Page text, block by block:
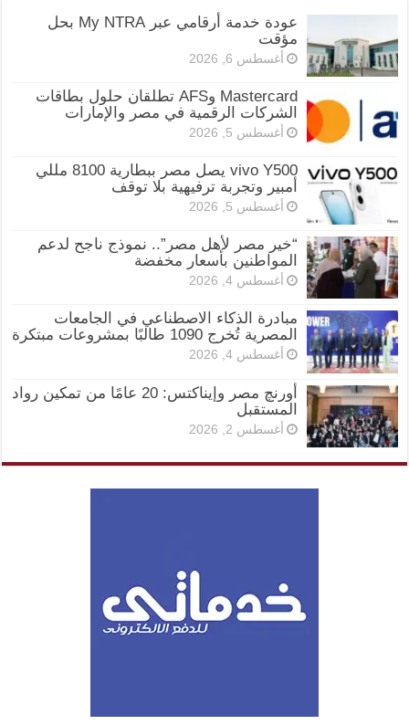
عودة خدمة أرقامي عبر My NTRA بحل
مؤقت
أغسطس 6, 2026
Mastercard وAFS تطلقان حلول بطاقات
الشركات الرقمية في مصر والإمارات
أغسطس 5, 2026
vivo Y500 يصل مصر ببطارية 8100 مللي
أمبير وتجربة ترفيهية بلا توقف
أغسطس 5, 2026
“خير مصر لأهل مصر”.. نموذج ناجح لدعم
المواطنين بأسعار مخفضة
أغسطس 4, 2026
مبادرة الذكاء الاصطناعي في الجامعات
المصرية تُخرج 1090 طالبًا بمشروعات مبتكرة
أغسطس 4, 2026
أورنچ مصر وإيناكتس: 20 عامًا من تمكين رواد
المستقبل
أغسطس 2, 2026